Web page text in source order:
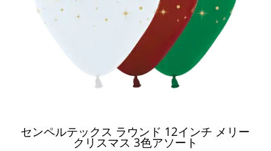
センペルテックス ラウンド 12インチ メリー
クリスマス 3色アソート